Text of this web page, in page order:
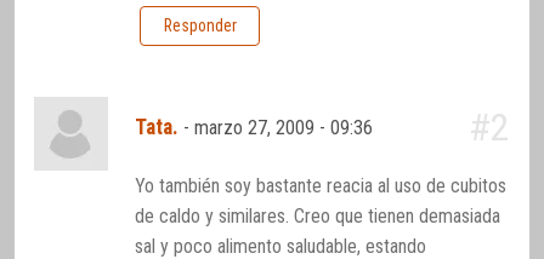
Responder
Tata. -marzo 27, 2009 - 09:36 #2
Yo también soy bastante reacia al uso de cubitos
de caldo y similares. Creo que tienen demasiada
sal y poco alimento saludable, estando